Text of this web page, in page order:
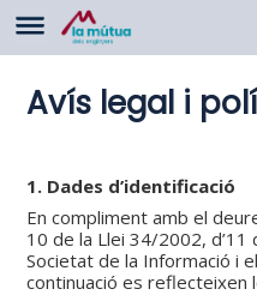
Avís legal i
1. Dades d’identificació
En compliment amb el
10 de la Llei 34/2002, d’11
Societat de la Informació i
continuació es reflecteixen